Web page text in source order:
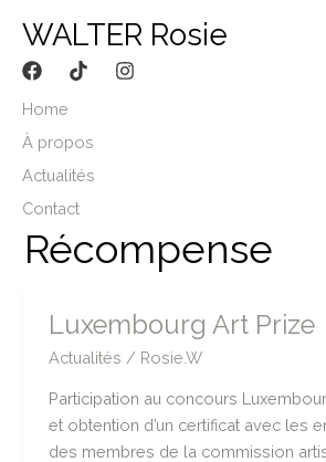
contenu
WALTER Rosie
Home
À propos
Actualités
Contact
Récompense
Luxembourg Art Prize
Actualités / Rosie.W
Participation au concours
et obtention d’un certificat avec les
des membres de la commission